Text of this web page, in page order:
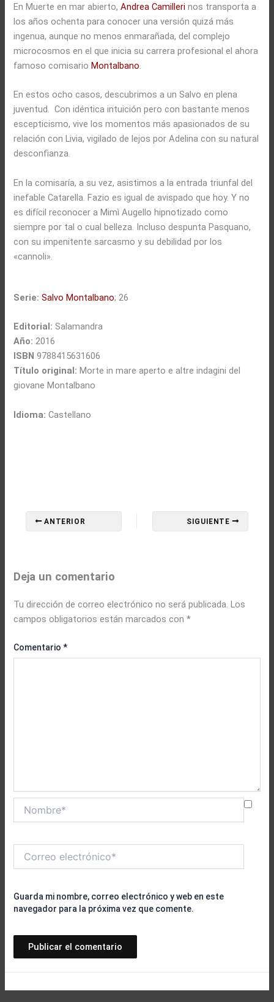
En Muerte en mar abierto,Andrea Camilleri nos transporta a
los años ochenta para conocer una versión quizá más
ingenua, aunque no menos enmarañada, del complejo
microcosmos en el que inicia su carrera profesional el ahora
famoso comisarioMontalbano.
En estos ocho casos, descubrimos a un Salvo en plena
juventud. Con idéntica intuición pero con bastante menos
escepticismo, vive los momentos más apasionados de su
relación con Livia, vigilado de lejos por Adelina con su natural
desconfianza.
En la comisaría, a su vez, asistimos a la entrada triunfal del
inefable Catarella. Fazio es igual de avispado que hoy. Y no
es difícil reconocer a Mimì Augello hipnotizado como
siempre por tal o cual belleza. Incluso despunta Pasquano,
con su impenitente sarcasmo y su debilidad por los
«cannoli».
Serie:Salvo Montalbano; 26
Editorial: Salamandra
Año: 2016
ISBN 9788415631606
Título original: Morte in mare aperto e altre indagini del
giovane Montalbano
Idioma: Castellano
ANTERIOR SIGUIENTE
Deja un comentario
Tu dirección de correo electrónico no será publicada. Los
campos obligatorios están marcados con*
Comentario*
electrónico*
Guarda mi nombre, correo electrónico y web en este
navegador para la próxima vez que comente.